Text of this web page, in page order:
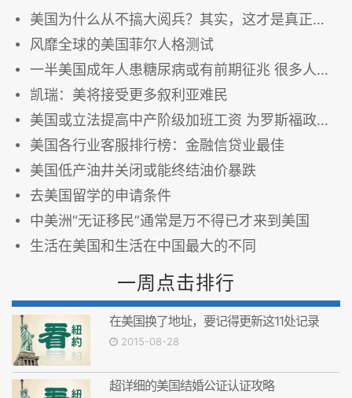
美国为什么从不搞大阅兵？其实，这才是真正的原因…
风靡全球的美国菲尔人格测试
一半美国成年人患糖尿病或有前期征兆 很多人竟浑然不觉
凯瑞：美将接受更多叙利亚难民
美国或立法提高中产阶级加班工资 为罗斯福政府以来首次
美国各行业客服排行榜：金融信贷业最佳
美国低产油井关闭或能终结油价暴跌
去美国留学的申请条件
中美洲“无证移民”通常是万不得已才来到美国
生活在美国和生活在中国最大的不同
一周点击排行
在美国换了地址，要记得更新这11处记录
2015-08-28
超详细的美国结婚公证认证攻略